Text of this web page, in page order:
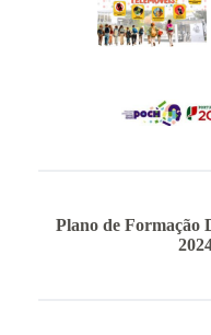
Plano de Formação